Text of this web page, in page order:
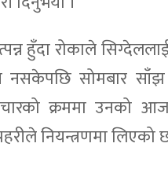
हुँदा रोकाले
सोमबार साँझ
क्रममा उनको
नियन्त्रणमा लिएको